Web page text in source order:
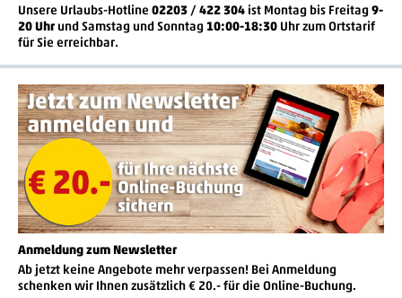
Unsere Urlaubs-Hotline 02203 / 422 304 ist Montag bis Freitag9-
20 Uhr und Samstag und Sonntag 10:00-18:30 Uhr zum Ortstarif
für Sie erreichbar.
Anmeldung zum Newsletter
Ab jetzt keine Angebote mehr verpassen! Bei Anmeldung
schenken wir Ihnen zusätzlich € 20.- für die Online-Buchung.